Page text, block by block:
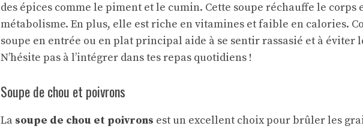
des épices comme le piment et le cumin. Cette soupe réchauffe le corps
métabolisme. En plus, elle est riche en vitamines et faible en calories.
soupe en entrée ou en plat principal aide à se sentir rassasié et à éviter
N’hésite pas à l’intégrer dans tes repas quotidiens !
Soupe de chou et poivrons
La soupe de chou et poivrons est un excellent choix pour brûler les